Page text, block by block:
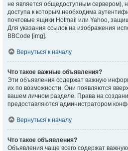
не является общедоступным сервером),
доступа к которым необходима
почтовые ящики Hotmail или Yahoo,
Для указания ссылок на изображения
BBCode [img].
Вернуться к началу
Что такое важные объявления?
Эти объявления содержат важную
их по возможности. Они появляются
вашем личном разделе. Права на
предоставляются администратором
Вернуться к началу
Что такое объявления?
Объявления чаще всего содержат